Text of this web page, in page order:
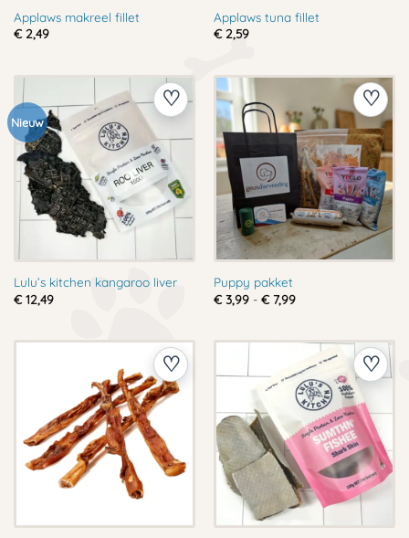
Applaws makreel fillet
€2,49
Applaws tuna fillet
€2,59
Nieuw
Lulu’s kitchen kangaroo liver
€12,49
Puppy pakket
€3,99 - €7,99Prijsklasse: